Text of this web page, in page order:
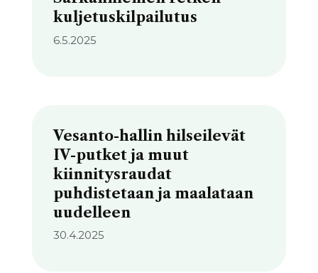
kuljetuskilpailutus
6.5.2025
Vesanto-hallin hilseilevät
IV-putket ja muut
kiinnitysraudat
puhdistetaan ja maalataan
uudelleen
30.4.2025